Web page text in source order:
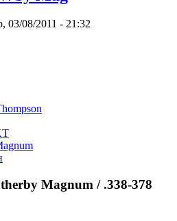
03/08/2011 - 21:32
Magnum / .338-378